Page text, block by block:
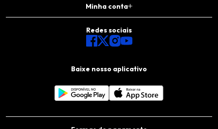
Minha conta
Baixe nosso aplicativo
Redes sociais